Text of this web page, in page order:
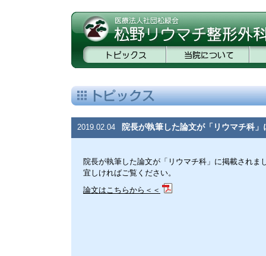
2019.02.04 院長が執筆した論文が「リウマチ科
院長が執筆した論文が「リウマチ科」に掲載されま
宜しければご覧ください。
論文はこちらから＜＜